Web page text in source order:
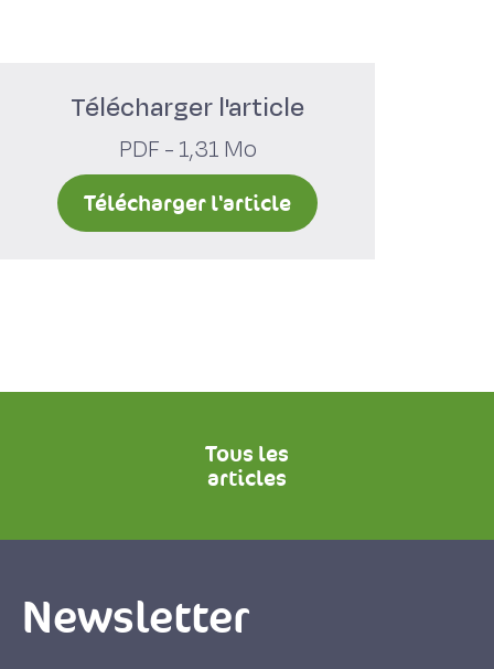
Télécharger l'article
PDF - 1,31 Mo
Télécharger l'article
Tous les
articles
Newsletter